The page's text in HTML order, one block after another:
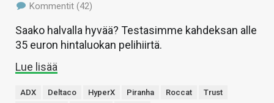
Kommentit (42)
Saako halvalla hyvää? Testasimme kahdeksan alle
35 euron hintaluokan pelihiirtä.
Lue lisää
ADX Deltaco HyperX Piranha Roccat
Trust